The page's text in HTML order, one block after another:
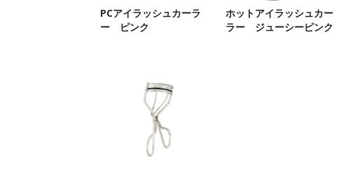
PCアイラッシュカーラ
ー ピンク
ホットアイラッシュカー
ラー ジューシーピンク